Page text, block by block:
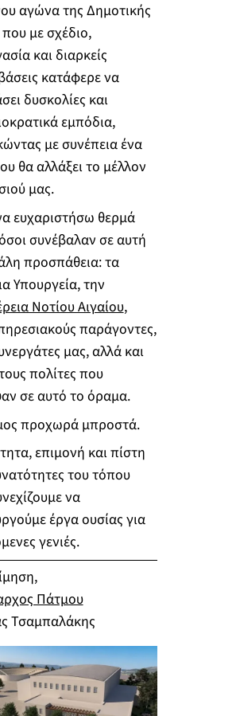
αγώνα της Δημοτικής
με σχέδιο,
και διαρκείς
κατάφερε να
δυσκολίες και
εμπόδια,
με συνέπεια ένα
θα αλλάξει το μέλλον
μας.
ευχαριστήσω θερμά
συνέβαλαν σε αυτή
προσπάθεια: τα
Υπουργεία, την
Νοτίου Αιγαίου,
παράγοντες,
μας, αλλά και
πολίτες που
σε αυτό το όραμα.
προχωρά μπροστά.
επιμονή και πίστη
του τόπου
να
έργα ουσίας για
γενιές.
Πάτμου
Τσαμπαλάκης